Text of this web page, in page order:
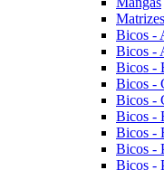
Matrizes
Bicos -
Bicos -
Bicos -
Bicos -
Bicos -
Bicos -
Bicos -
Bicos -
Bicos -